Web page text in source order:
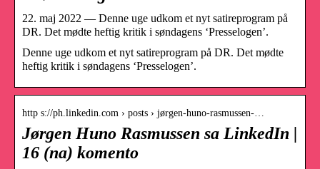
22. maj 2022 — Denne uge udkom et nyt satireprogram på
DR. Det mødte heftig kritik i søndagens ‘Presselogen’.
Denne uge udkom et nyt satireprogram på DR. Det mødte
heftig kritik i søndagens ‘Presselogen’.
http s://ph.linkedin.com › posts › jørgen-huno-rasmussen-…
Jørgen Huno Rasmussen sa LinkedIn |
16 (na) komento